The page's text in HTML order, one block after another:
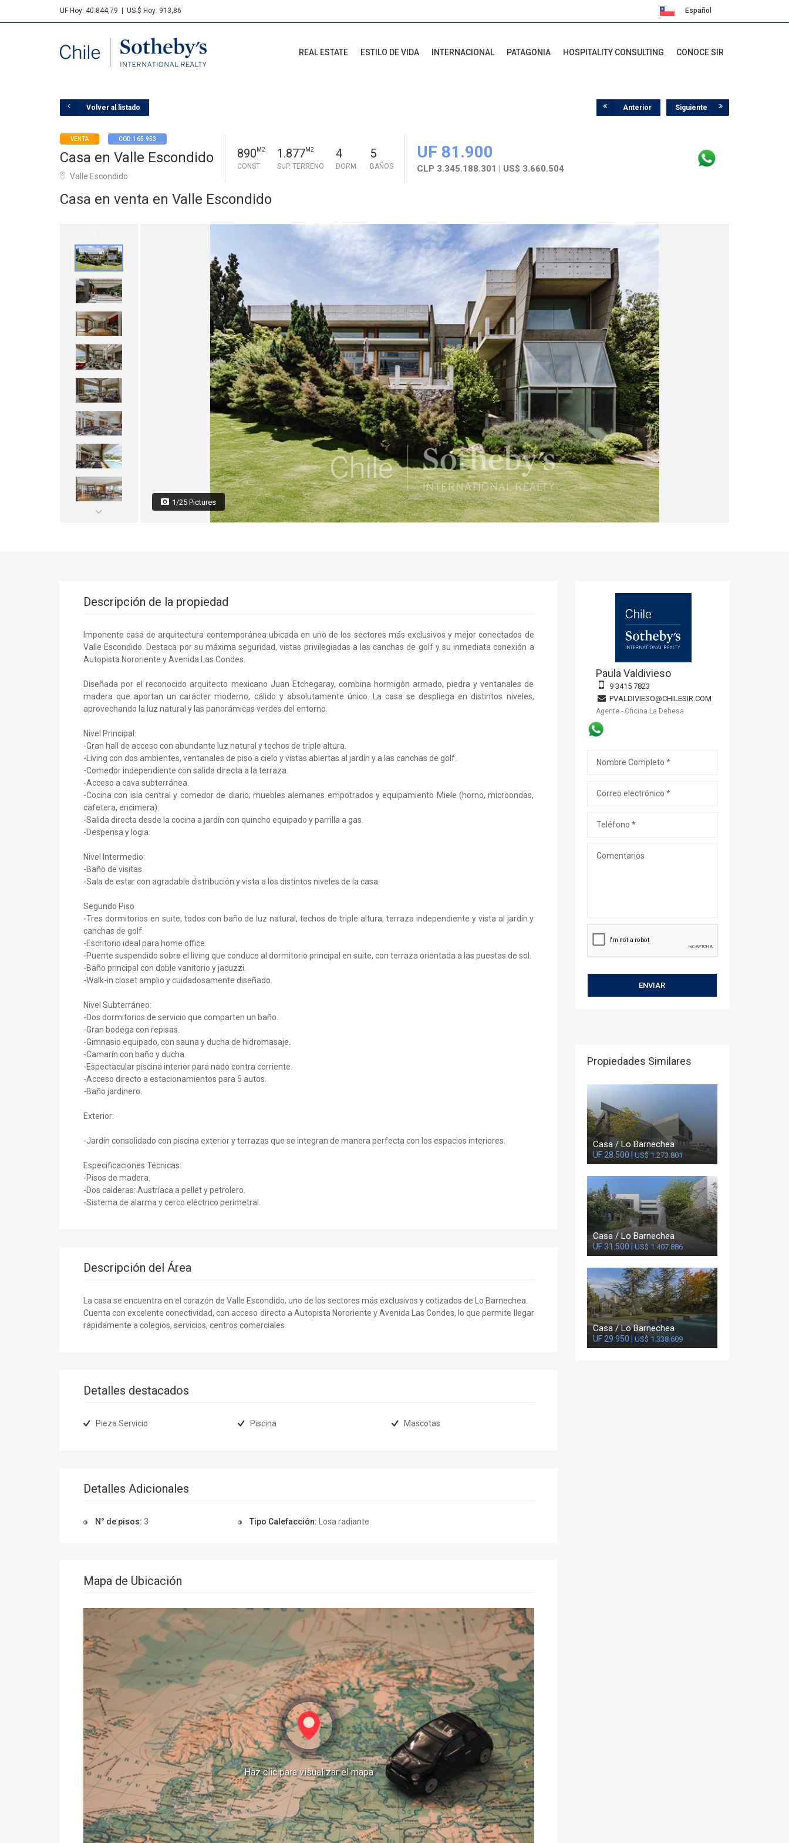
UF Hoy: 40.844,79 US $ Hoy: 913,86 Español
Sotheby's REAL ESTATE ESTILO DE VIDA INTERNACIONAL PATAGONIA HOSPITALITY CONSULTING CONOCE SIR
Volver al listado Anterior Siguiente
VENTA COD: 165.953
Casa en Valle Escondido
Valle Escondido
890 M2
CONST.
1.877M2
SUP. TERRENO
4
DORM.
5
BAÑOS
UF 81.900
CLP 3.345.188.301 | US$ 3.660.504
Casa en venta en Valle Escondido
1/25 Pictures
Descripción de la propiedad
Imponente casa de arquitectura contemporánea ubicada en uno de los sectores más exclusivos y mejor conectados de
Valle Escondido. Destaca por su máxima seguridad, vistas privilegiadas a las canchas de golf y su inmediata conexión a
Autopista Nororiente y Avenida Las Condes.
Diseñada por el reconocido arquitecto mexicano Juan Etchegaray, combina hormigón armado, piedra y ventanales de
madera que aportan un carácter moderno, cálido y absolutamente único. La casa se despliega en distintos niveles,
aprovechando la luz natural y las panorámicas verdes del entorno.
Nivel Principal:
-Gran hall de acceso con abundante luz natural y techos de triple altura.
-Living con dos ambientes, ventanales de piso a cielo y vistas abiertas al jardín y a las canchas de golf.
-Comedor independiente con salida directa a la terraza.
-Acceso a cava subterránea.
-Cocina con isla central y comedor de diario; muebles alemanes empotrados y equipamiento Miele (horno, microondas,
cafetera, encimera).
-Salida directa desde la cocina a jardín con quincho equipado y parrilla a gas.
-Despensa y logia.
Nivel Intermedio:
-Baño de visitas.
-Sala de estar con agradable distribución y vista a los distintos niveles de la casa.
Segundo Piso
-Tres dormitorios en suite, todos con baño de luz natural, techos de triple altura, terraza independiente y vista al jardín y
canchas de golf.
-Escritorio ideal para home office.
-Puente suspendido sobre el living que conduce al dormitorio principal en suite, con terraza orientada a las puestas de sol.
-Baño principal con doble vanitorio y jacuzzi.
-Walk-in closet amplio y cuidadosamente diseñado.
Nivel Subterráneo:
-Dos dormitorios de servicio que comparten un baño.
-Gran bodega con repisas.
-Gimnasio equipado, con sauna y ducha de hidromasaje.
-Camarín con baño y ducha.
-Espectacular piscina interior para nado contra corriente.
-Acceso directo a estacionamientos para 5 autos.
-Baño jardinero.
Exterior:
-Jardín consolidado con piscina exterior y terrazas que se integran de manera perfecta con los espacios interiores.
Especificaciones Técnicas:
-Pisos de madera.
-Dos calderas: Austríaca a pellet y petrolero.
-Sistema de alarma y cerco eléctrico perimetral.
Descripción del Área
La casa se encuentra en el corazón de Valle Escondido, uno de los sectores más exclusivos y cotizados de Lo Barnechea.
Cuenta con excelente conectividad, con acceso directo a Autopista Nororiente y Avenida Las Condes, lo que permite llegar
rápidamente a colegios, servicios, centros comerciales.
Detalles destacados
Pieza Servicio Piscina Mascotas
Detalles Adicionales
N° de pisos: 3 Tipo Calefacción: Losa radiante
Mapa de Ubicación
Haz clic para visualizar el mapa
Paula Valdivieso
9 3415 7823
PVALDIVIESO@CHILESIR.COM
Agente - Oficina La Dehesa
Propiedades Similares
Casa / Lo Barnechea
UF 28.500 | US$ 1.273.801
Casa / Lo Barnechea
UF 31.500 | US$ 1.407.886
Casa / Lo Barnechea
UF 29.950 | US$ 1.338.609